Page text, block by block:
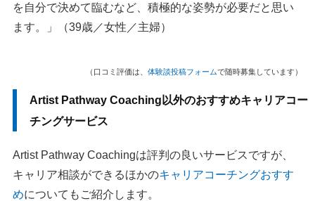
を自分で決めて臨むなど、積極的な姿勢が必要だと思い
ます。」（39歳／女性／主婦）
（口コミ評価は、 体験談投稿フォームで随時募集しています）
Artist Pathway Coaching以外のおすすめキャリアコー
チングサービス
Artist Pathway Coachingは評判の良いサービスですが、
キャリア相談ができるほかのキャリアコーチングおすす
めについてもご紹介します。